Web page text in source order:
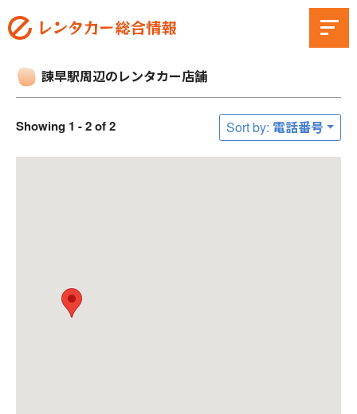
諫早駅周辺のレンタカー店舗
Showing 1 - 2 of 2 Sort by: 電話番号